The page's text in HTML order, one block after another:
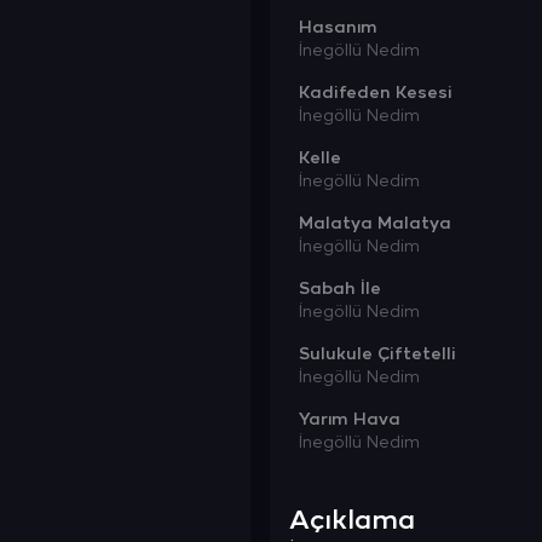
Hasanım
İnegöllü Nedim
Kadifeden Kesesi
İnegöllü Nedim
Kelle
İnegöllü Nedim
Malatya Malatya
İnegöllü Nedim
Sabah İle
İnegöllü Nedim
Sulukule Çiftetelli
İnegöllü Nedim
Yarım Hava
İnegöllü Nedim
Açıklama